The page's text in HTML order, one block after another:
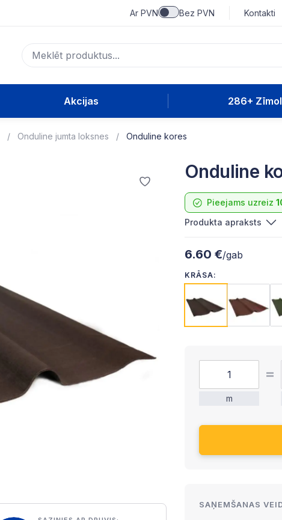
Ar PVN Bez PVN Kontakti
Akcijas 286+
Onduline jumta loksnes Onduline kores
Onduline
Pieejams uzreiz
Produkta apraksts
6.60 €/gab
KRĀSA:
m
SAŅEMŠANAS